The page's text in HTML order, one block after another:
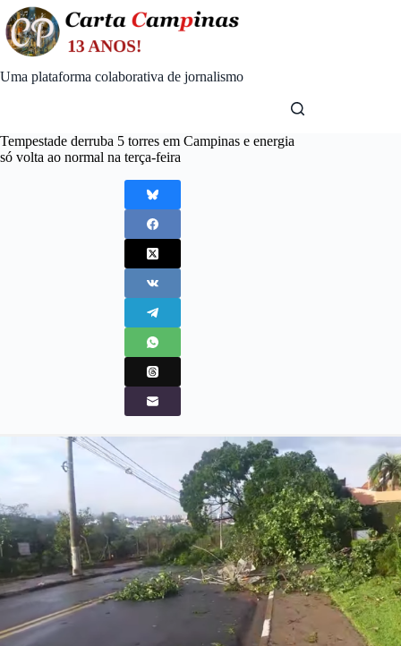
Skip
to
content
Uma plataforma colaborativa de jornalismo
Tempestade derruba 5 torres em Campinas e energia
só volta ao normal na terça-feira